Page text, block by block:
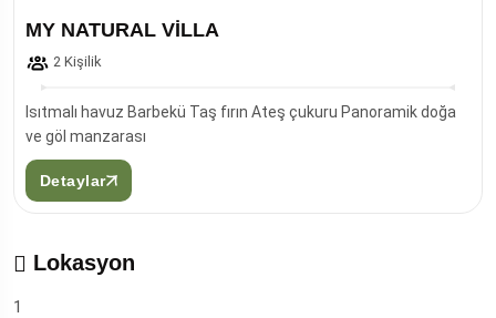
MY NATURAL VİLLA
2 Kişilik
Isıtmalı havuz Barbekü Taş fırın Ateş çukuru Panoramik doğa
ve göl manzarası
Detaylar
Lokasyon
1